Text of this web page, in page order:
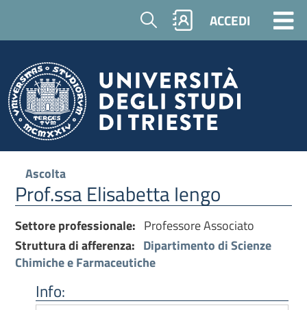
Cerca ACCEDI
Ascolta
Prof.ssa Elisabetta Iengo
Settore professionale: Professore Associato
Struttura di afferenza: Dipartimento di Scienze
Chimiche e Farmaceutiche
Info: